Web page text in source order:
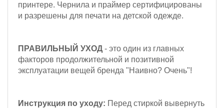
принтере. Чернила и праймер сертифицированы
и разрешены для печати на детской одежде.
ПРАВИЛЬНЫЙ УХОД - это один из главных
факторов продолжительной и позитивной
эксплуатации вещей бренда "Наивно? Очень"!
Инструкция по уходу: Перед стиркой вывернуть